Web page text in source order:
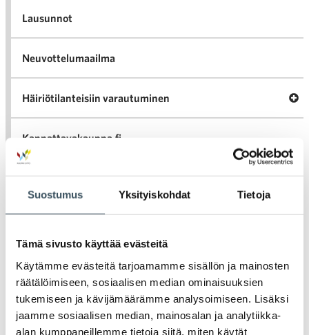
Suostumus Yksityiskohdat Tietoja
Tämä sivusto käyttää evästeitä
Käytämme evästeitä tarjoamamme sisällön ja mainosten
räätälöimiseen, sosiaalisen median ominaisuuksien
tukemiseen ja kävijämäärämme analysoimiseen. Lisäksi
jaamme sosiaalisen median, mainosalan ja analytiikka-
alan kumppaneillemme tietoja siitä, miten käytät
Lausunnot
Neuvottelumaailma
Häiriötilanteisiin varautuminen
Kannattavakauppa.fi
Tarinoita kaupan alalta
Ajankohtaista Kaupan liitossa
Medialle